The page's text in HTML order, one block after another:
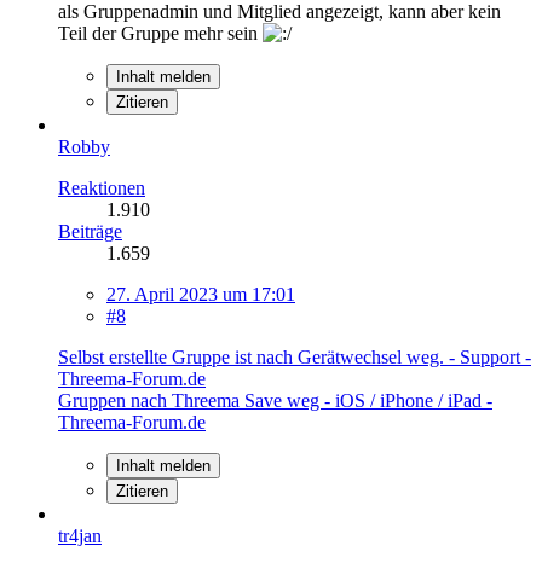
als Gruppenadmin und Mitglied angezeigt, kann aber kein
Teil der Gruppe mehr sein
Inhalt melden
Zitieren
Robby
Reaktionen
1.910
Beiträge
1.659
27. April 2023 um 17:01
#8
Selbst erstellte Gruppe ist nach Gerätwechsel weg. - Support -
Threema-Forum.de
Gruppen nach Threema Save weg - iOS / iPhone / iPad -
Threema-Forum.de
Inhalt melden
Zitieren
tr4jan